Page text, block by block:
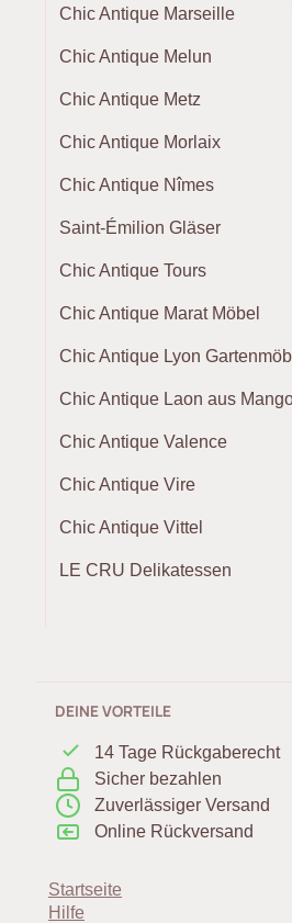
Chic Antique Marseille
Chic Antique Melun
Chic Antique Metz
Chic Antique Morlaix
Chic Antique Nîmes
Saint-Émilion Gläser
Chic Antique Tours
Chic Antique Marat Möbel
Chic Antique Lyon
Chic Antique Laon aus
Chic Antique Valence
Chic Antique Vire
Chic Antique Vittel
LE CRU Delikatessen
DEINE VORTEILE
14 Tage Rückgaberecht
Sicher bezahlen
Zuverlässiger Versand
Online Rückversand
Startseite
Hilfe